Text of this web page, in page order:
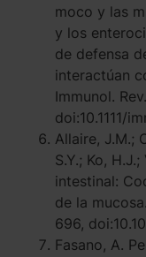
moco y las
y los
de defensa
interactúan
Immunol.
doi:10.1111/
Allaire, J.M.;
S.Y.; Ko,
intestinal:
de la
696,
Fasano, A.